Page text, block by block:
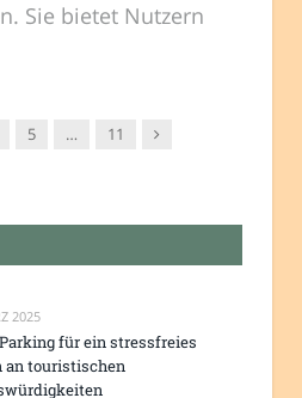
Sie bietet Nutzern
5 … 11 Nachfolger
2025
für ein stressfreies
an touristischen